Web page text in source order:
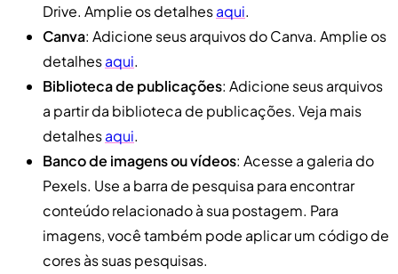
Drive. Amplie os detalhesaqui.
Canva: Adicione seus arquivos do Canva. Amplie os
detalhesaqui.
Biblioteca de publicações: Adicione seus arquivos
a partir da biblioteca de publicações. Veja mais
detalhesaqui.
Banco de imagens ou vídeos: Acesse a galeria do
Pexels. Use a barra de pesquisa para encontrar
conteúdo relacionado à sua postagem. Para
imagens, você também pode aplicar um código de
cores às suas pesquisas.